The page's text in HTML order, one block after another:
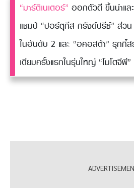
“มาร์ติเนเตอร์” ออกตัวดี ขึ้นนำแล
แชมป์ “ปอร์ตุกีส กรังด์ปรีซ์” ส่วน
ในอันดับ 2 และ “อคอสต้า” รุกกี้ส
เดียมครั้งแรกในรุ่นใหญ่ “โมโตจีพี”